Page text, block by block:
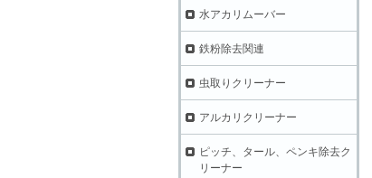
水アカリムーバー
鉄粉除去関連
虫取りクリーナー
アルカリクリーナー
ピッチ、タール、ペンキ除去ク
リーナー